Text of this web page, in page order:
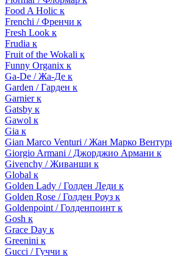
Food A Holic к
Frenchi / Френчи к
Fresh Look к
Frudia к
Fruit of the Wokali к
Funny Organix к
Ga-De / Жа-Де к
Garden / Гарден к
Garnier к
Gatsby к
Gawol к
Gia к
Gian Marco Venturi / Жан Марко
Giorgio Armani / Джорджио Армани к
Givenchy / Живанши к
Global к
Golden Lady / Голден Леди к
Golden Rose / Голден Роуз к
Goldenpoint / Голденпоинт к
Gosh к
Grace Day к
Greenini к
Gucci / Гуччи к